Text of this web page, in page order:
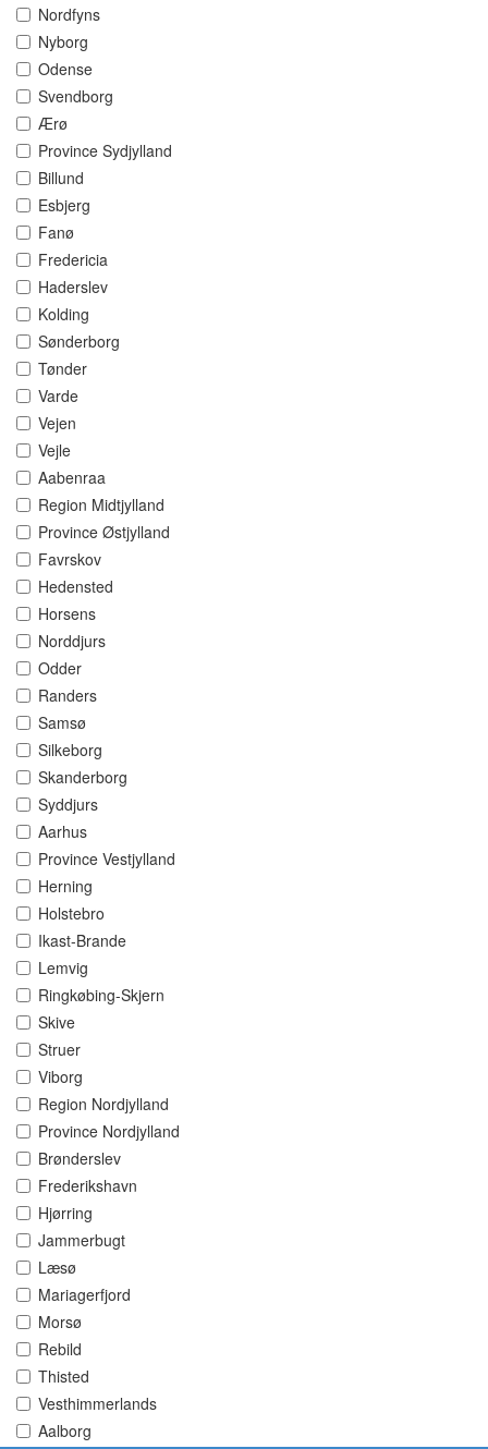
Nordfyns
Nyborg
Odense
Svendborg
Ærø
Province Sydjylland
Billund
Esbjerg
Fanø
Fredericia
Haderslev
Kolding
Sønderborg
Tønder
Varde
Vejen
Vejle
Aabenraa
Region Midtjylland
Province Østjylland
Favrskov
Hedensted
Horsens
Norddjurs
Odder
Randers
Samsø
Silkeborg
Skanderborg
Syddjurs
Aarhus
Province Vestjylland
Herning
Holstebro
Ikast-Brande
Lemvig
Ringkøbing-Skjern
Skive
Struer
Viborg
Region Nordjylland
Province Nordjylland
Brønderslev
Frederikshavn
Hjørring
Jammerbugt
Læsø
Mariagerfjord
Morsø
Rebild
Thisted
Vesthimmerlands
Aalborg